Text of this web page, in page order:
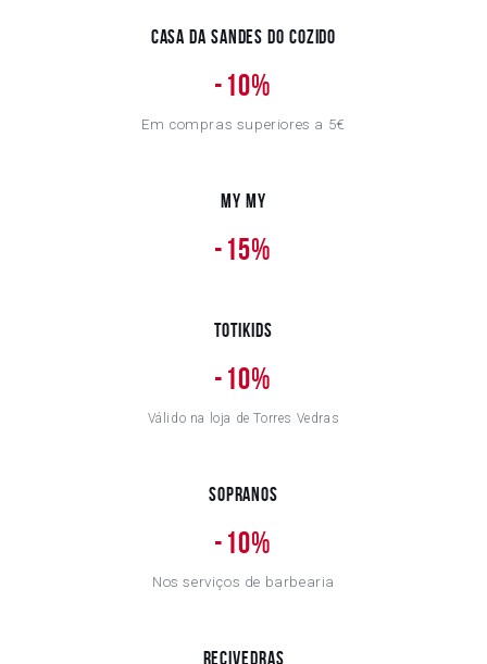
Casa da Sandes do Cozido
-10%
Em compras superiores a 5€
My My
-15%
Totikids
-10%
Válido na loja de Torres Vedras
Sopranos
-10%
Nos serviços de barbearia
Recivedras